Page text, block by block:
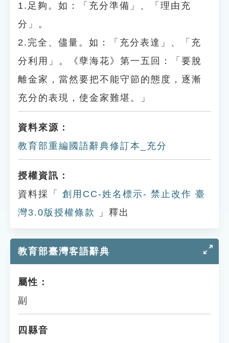
1.足夠。如：「充分準備」、「理由充
分」。
2.完全、儘量。如：「充分表達」、「充
分利用」。《孽海花》第一五回：「要脫
離金家，當然要把不能守節的態度，逐漸
充分的表現，使金家難堪。」
資料來源：
教育部重編國語辭典修訂本_充分
授權資訊：
資料採「
創用CC-姓名標示- 禁止改作 臺
灣3.0版授權條款
」釋出
教育部臺灣客語辭典
屬性：
副
四縣音